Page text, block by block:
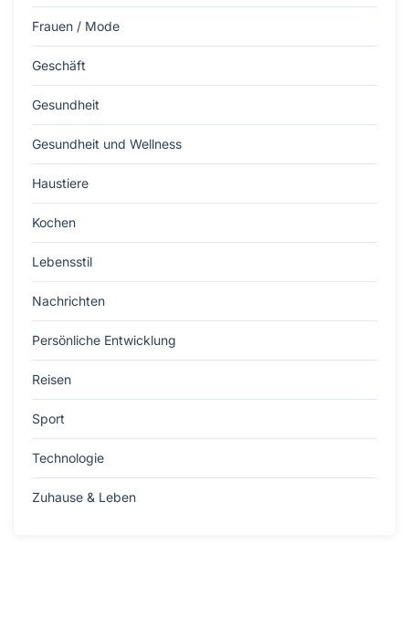
Frauen / Mode
Geschäft
Gesundheit
Gesundheit und Wellness
Haustiere
Kochen
Lebensstil
Nachrichten
Persönliche Entwicklung
Reisen
Sport
Technologie
Zuhause & Leben